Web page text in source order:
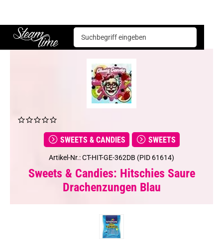
Steam time
Sweets & Candies Sweets
SWEETS & CANDIES SWEETS
Artikel-Nr.: CT-HIT-GE-362DB (PID 61614)
Sweets & Candies: Hitschies Saure
Drachenzungen Blau